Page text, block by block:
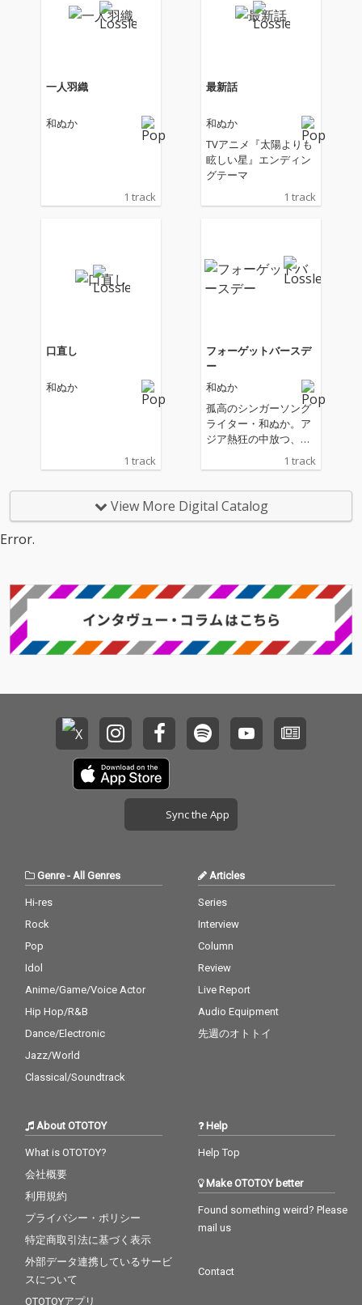
一人羽織
和ぬか
1 track
最新話
和ぬか
TVアニメ『太陽よりも
眩しい星』エンディン
グテーマ
1 track
口直し
和ぬか
1 track
フォーゲットバースデ
ー
和ぬか
孤高のシンガーソング
ライター・和ぬか。ア
ジア熱狂の中放つ、バ
ースデーシングル！​和
楽器のようなビートと
のマッチングが耳に残
るアッパーチューン。
1 track
View More Digital Catalog
Error.
Sync the App
Genre- All Genres
Hi-res
Rock
Pop
Idol
Anime/Game/Voice Actor
Hip Hop/R&B
Dance/Electronic
Jazz/World
Classical/Soundtrack
Articles
Series
Interview
Column
Review
Live Report
Audio Equipment
先週のオトトイ
About OTOTOY
What is OTOTOY?
会社概要
利用規約
プライバシー・ポリシー
特定商取引法に基づく表示
外部データ連携しているサービ
スについて
OTOTOYアプリ
Help
Help Top
Make OTOTOY better
Found something weird? Please
mail us
Contact